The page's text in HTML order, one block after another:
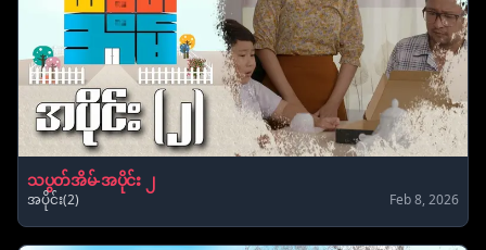
သပွတ်အိမ်-အပိုင်း ၂
အပိုင်း(2) Feb 8, 2026